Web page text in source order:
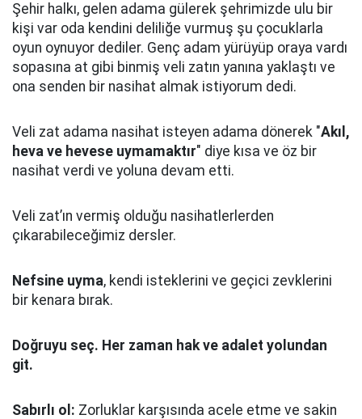
Şehir halkı, gelen adama gülerek şehrimizde ulu bir
kişi var oda kendini deliliğe vurmuş şu çocuklarla
oyun oynuyor dediler. Genç adam yürüyüp oraya vardı
sopasına at gibi binmiş veli zatın yanına yaklaştı ve
ona senden bir nasihat almak istiyorum dedi.
Veli zat adama nasihat isteyen adama dönerek "Akıl,
heva ve hevese uymamaktır" diye kısa ve öz bir
nasihat verdi ve yoluna devam etti.
Veli zat’ın vermiş olduğu nasihatlerlerden
çıkarabileceğimiz dersler.
Nefsine uyma, kendi isteklerini ve geçici zevklerini
bir kenara bırak.
Doğruyu seç. Her zaman hak ve adalet yolundan
git.
Sabırlı ol: Zorluklar karşısında acele etme ve sakin